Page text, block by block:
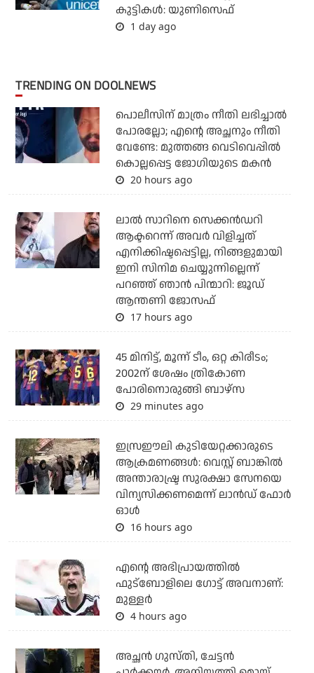
കുട്ടികള്‍: യുണിസെഫ്
1 day ago
TRENDING ON DOOLNEWS
പൊലീസിന് മാത്രം നീതി ലഭിച്ചാല്‍
പോരല്ലോ; എന്റെ അച്ഛനും നീതി
വേണ്ടേ: മുത്തങ്ങ വെടിവെപ്പില്‍
കൊല്ലപ്പെട്ട ജോഗിയുടെ മകന്‍
20 hours ago
ലാല്‍ സാറിനെ സെക്കന്‍ഡറി
ആക്ടറെന്ന് അവര്‍ വിളിച്ചത്
എനിക്കിഷ്ടപ്പെട്ടില്ല, നിങ്ങളുമായി
ഇനി സിനിമ ചെയ്യുന്നില്ലെന്ന്
പറഞ്ഞ് ഞാന്‍ പിന്മാറി: ജൂഡ്
ആന്തണി ജോസഫ്
17 hours ago
45 മിനിട്ട്, മൂന്ന് ടീം, ഒറ്റ കിരീടം;
2002ന് ശേഷം ത്രികോണ
പോരിനൊരുങ്ങി ബാഴ്‌സ
29 minutes ago
ഇസ്രഈലി കുടിയേറ്റക്കാരുടെ
ആക്രമണങ്ങള്‍: വെസ്റ്റ് ബാങ്കില്‍
അന്താരാഷ്ട്ര സുരക്ഷാ സേനയെ
വിന്യസിക്കണമെന്ന് ലാന്‍ഡ് ഫോര്‍
ഓള്‍
16 hours ago
എന്റെ അഭിപ്രായത്തില്‍
ഫുട്‌ബോളിലെ ഗോട്ട് അവനാണ്:
മുള്ളര്‍
4 hours ago
അച്ഛന്‍ ഗുസ്തി, ചേട്ടന്‍